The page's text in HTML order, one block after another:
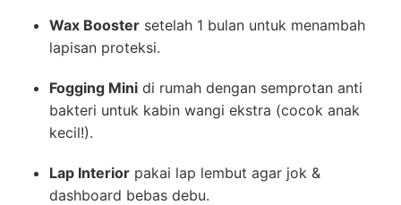
Wax Booster setelah 1 bulan untuk menambah
lapisan proteksi.
Fogging Mini di rumah dengan semprotan anti
bakteri untuk kabin wangi ekstra (cocok anak
kecil!).
Lap Interior pakai lap lembut agar jok &
dashboard bebas debu.